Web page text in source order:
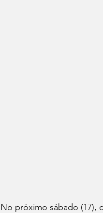
No próximo sábado (17),